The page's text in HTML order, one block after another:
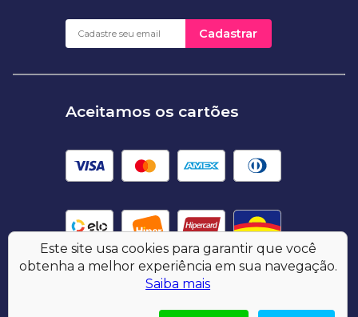
Cadastrar
Aceitamos os cartões
Este site usa cookies para garantir que você
obtenha a melhor experiência em sua navegação.
Saiba mais